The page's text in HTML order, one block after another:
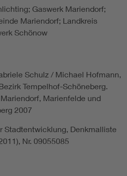
Gaswerk Mariendorf;
Mariendorf; Landkreis
Schönow
Schulz / Michael Hofmann,
Tempelhof-Schöneberg.
Marienfelde und
2007
Stadtentwicklung, Denkmalliste
Nr. 09055085